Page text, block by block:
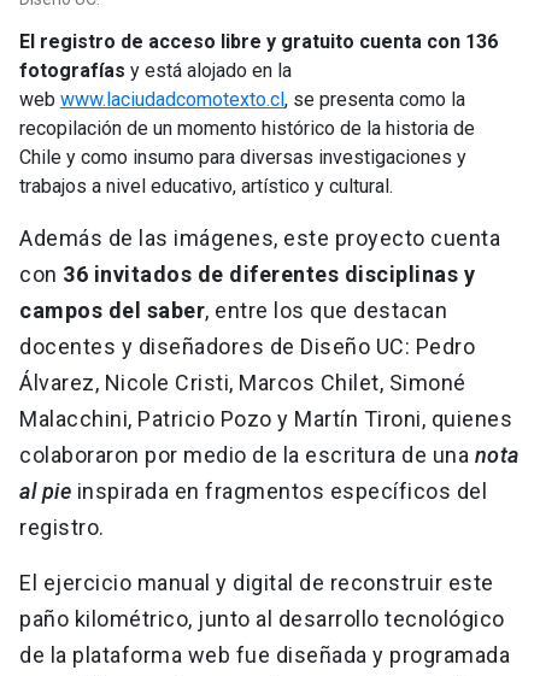
El registro de acceso libre y gratuito cuenta con 136
fotografías y está alojado en la
web www.laciudadcomotexto.cl, se presenta como la
recopilación de un momento histórico de la historia de
Chile y como insumo para diversas investigaciones y
trabajos a nivel educativo, artístico y cultural.
Además de las imágenes, este proyecto cuenta
con 36 invitados de diferentes disciplinas y
campos del saber, entre los que destacan
docentes y diseñadores de Diseño UC: Pedro
Álvarez, Nicole Cristi, Marcos Chilet, Simoné
Malacchini, Patricio Pozo y Martín Tironi, quienes
colaboraron por medio de la escritura de una nota
al pie inspirada en fragmentos específicos del
registro.
El ejercicio manual y digital de reconstruir este
paño kilométrico, junto al desarrollo tecnológico
de la plataforma web fue diseñada y programada